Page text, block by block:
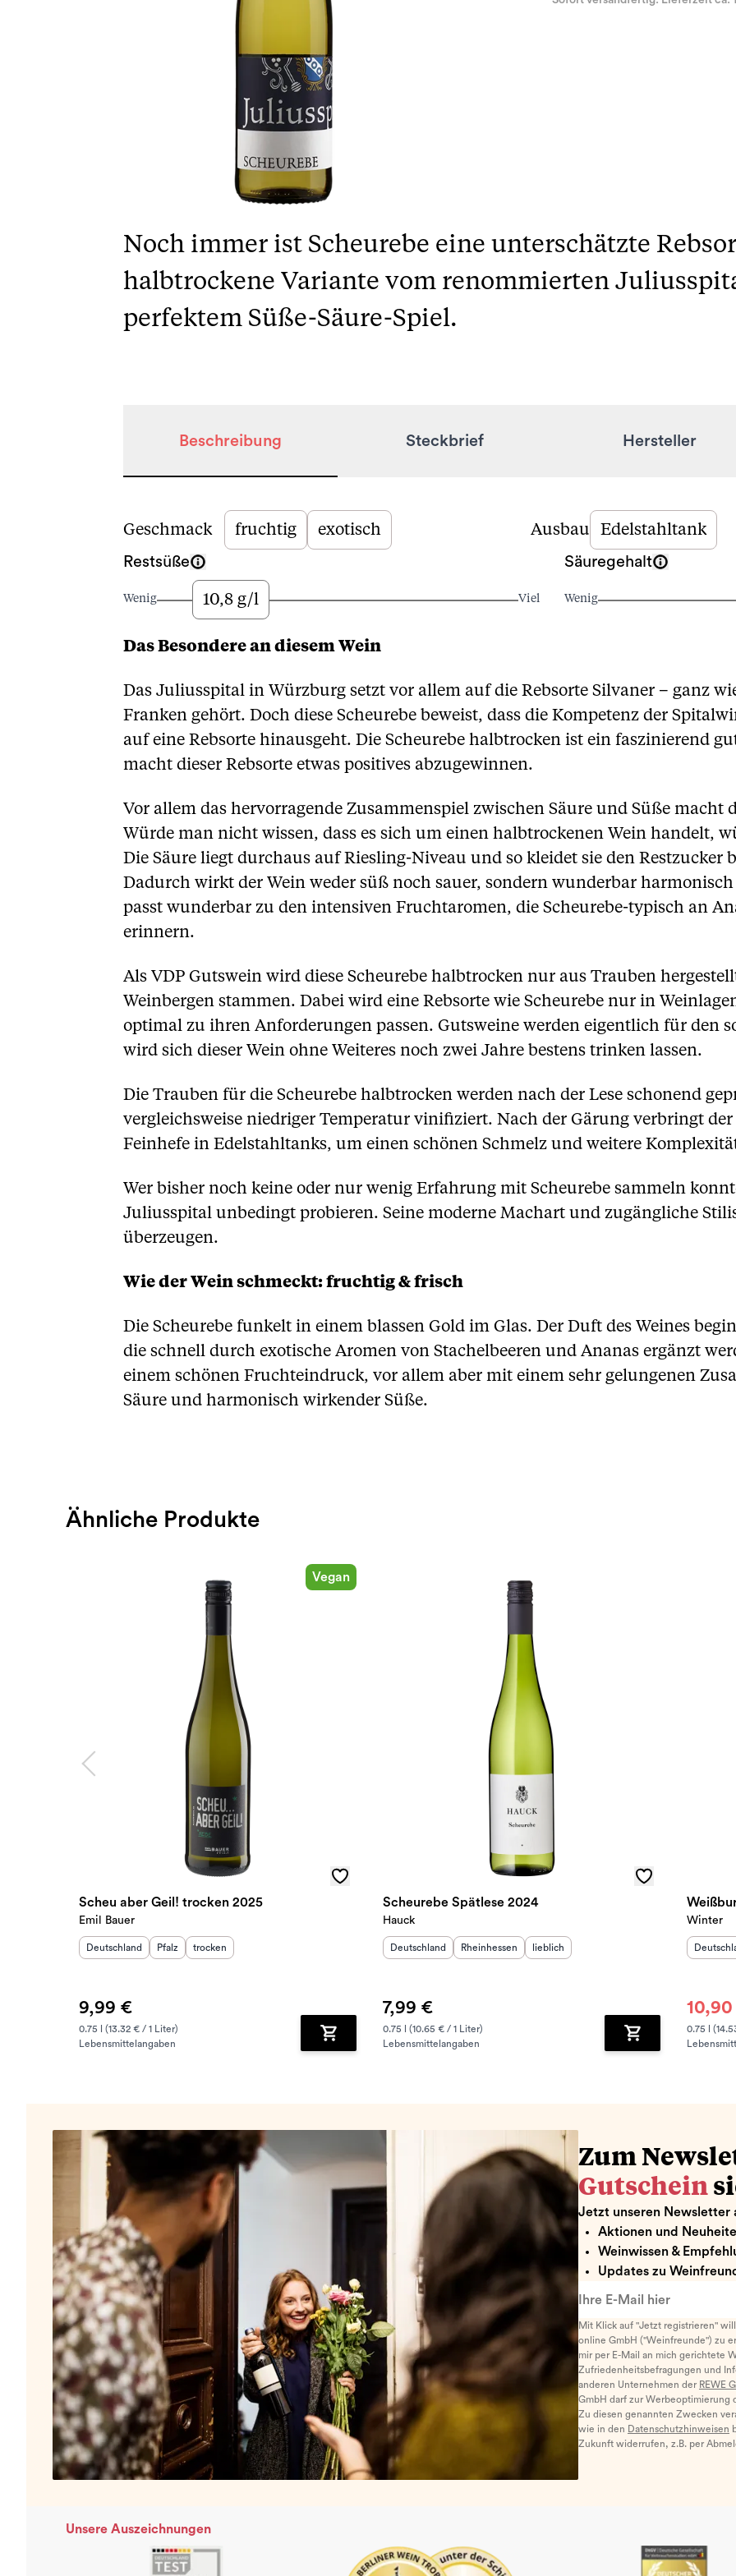
Noch immer ist Scheurebe eine unterschätzte
halbtrockene Variante vom renommierten
perfektem Süße-Säure-Spiel.
Beschreibung Steckbrief Hersteller
Beschreibung
Geschmack fruchtig exotisch Ausbau
Edelstahltank
Restsüße
Wenig 10,8 g/l Viel
Säuregehalt
Wenig
Das Besondere an diesem Wein
Das Juliusspital in Würzburg setzt vor allem auf die Rebsorte Silvaner – ganz
Franken gehört. Doch diese Scheurebe beweist, dass die Kompetenz der
auf eine Rebsorte hinausgeht. Die Scheurebe halbtrocken ist ein faszinierend
macht dieser Rebsorte etwas positives abzugewinnen.
Vor allem das hervorragende Zusammenspiel zwischen Säure und Süße macht
Würde man nicht wissen, dass es sich um einen halbtrockenen Wein handelt,
Die Säure liegt durchaus auf Riesling-Niveau und so kleidet sie den Restzucker
Dadurch wirkt der Wein weder süß noch sauer, sondern wunderbar
passt wunderbar zu den intensiven Fruchtaromen, die Scheurebe-typisch an
erinnern.
Als VDP Gutswein wird diese Scheurebe halbtrocken nur aus Trauben
Weinbergen stammen. Dabei wird eine Rebsorte wie Scheurebe nur in
optimal zu ihren Anforderungen passen. Gutsweine werden eigentlich für den
wird sich dieser Wein ohne Weiteres noch zwei Jahre bestens trinken lassen.
Die Trauben für die Scheurebe halbtrocken werden nach der Lese schonend
vergleichsweise niedriger Temperatur vinifiziert. Nach der Gärung verbringt
Feinhefe in Edelstahltanks, um einen schönen Schmelz und weitere
Wer bisher noch keine oder nur wenig Erfahrung mit Scheurebe sammeln
Juliusspital unbedingt probieren. Seine moderne Machart und zugängliche
überzeugen.
Wie der Wein schmeckt: fruchtig & frisch
Die Scheurebe funkelt in einem blassen Gold im Glas. Der Duft des Weines
die schnell durch exotische Aromen von Stachelbeeren und Ananas ergänzt
einem schönen Fruchteindruck, vor allem aber mit einem sehr gelungenen
Säure und harmonisch wirkender Süße.
Ähnliche Produkte
Vegan
Scheu aber Geil! trocken 2025
Emil Bauer
Herkunftsland
Deutschland Herkunftsregion
Pfalz Geschmack
trocken
9,99 €
0.75 l (13.32 € / 1 Liter)
Lebensmittelangaben
Zum Warenkorb hinzufügen
Scheurebe Spätlese 2024
Hauck
Herkunftsland
Deutschland Herkunftsregion :
Rheinhessen Geschmack
lieblich
7,99 €
0.75 l (10.65 € / 1 Liter)
Lebensmittelangaben
Zum Warenkorb
Winter
0.75 l
Zum
Gutschein
Jetzt unseren Newsletter
Aktionen und
Weinwissen &
Updates zu
Mit Klick auf "Jetzt registrieren"
online GmbH ("Weinfreunde") zu
mir per E-Mail an mich gerichtete
Zufriedenheitsbefragungen und
anderen Unternehmen der REWE
GmbH darf zur Werbeoptimierung
Zu diesen genannten Zwecken
wie in den Datenschutzhinweisen
Zukunft widerrufen, z.B. per
Unsere Auszeichnungen